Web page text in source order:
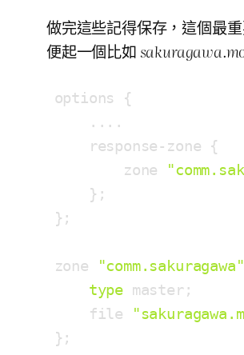
做完這些記得保存，這個最
便起一個比如
options {
    ....
    response-zone {
        zone
    };
};
zone "comm.sakuragawa"
type master;
    file
};